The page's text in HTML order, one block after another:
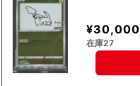
¥30,000
在庫27